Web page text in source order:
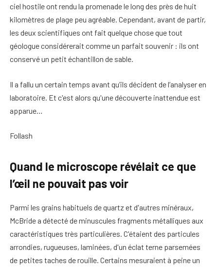
ciel hostile ont rendu la promenade le long des près de huit
kilomètres de plage peu agréable. Cependant, avant de partir,
les deux scientifiques ont fait quelque chose que tout
géologue considérerait comme un parfait souvenir : ils ont
conservé un petit échantillon de sable.
Il a fallu un certain temps avant qu’ils décident de l’analyser en
laboratoire. Et c'est alors qu'une découverte inattendue est
apparue…
Follash
Quand le microscope révélait ce que
l’œil ne pouvait pas voir
Parmi les grains habituels de quartz et d'autres minéraux,
McBride a détecté de minuscules fragments métalliques aux
caractéristiques très particulières. C'étaient des particules
arrondies, rugueuses, laminées, d'un éclat terne parsemées
de petites taches de rouille. Certains mesuraient à peine un